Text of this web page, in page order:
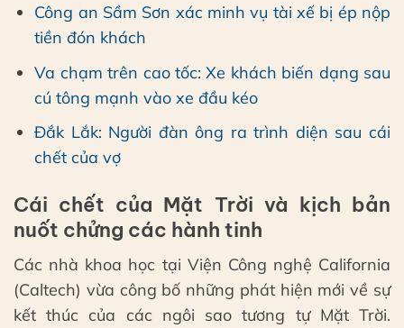
Công an Sầm Sơn xác minh vụ tài xế bị ép nộp
tiền đón khách
Va chạm trên cao tốc: Xe khách biến dạng sau
cú tông mạnh vào xe đầu kéo
Đắk Lắk: Người đàn ông ra trình diện sau cái
chết của vợ
Cái chết của Mặt Trời và kịch bản
nuốt chửng các hành tinh
Các nhà khoa học tại Viện Công nghệ California
(Caltech) vừa công bố những phát hiện mới về sự
kết thúc của các ngôi sao tương tự Mặt Trời.